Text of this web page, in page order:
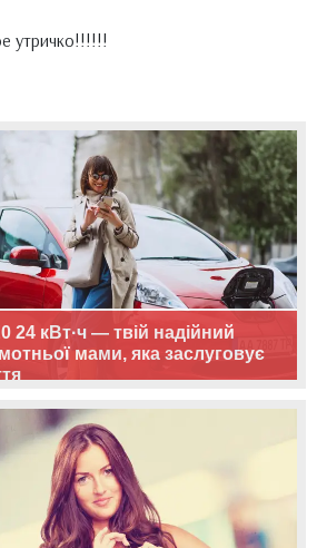
утричко!!!!!!
24 кВт·ч — твій надійний
мами, яка заслуговує